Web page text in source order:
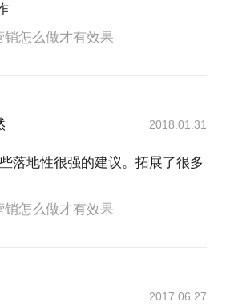
怎么做才有效果
2018.01.31
落地性很强的建议。拓展了很多
怎么做才有效果
2017.06.27